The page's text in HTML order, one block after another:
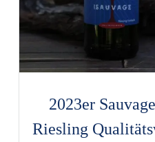
2023er
Riesling